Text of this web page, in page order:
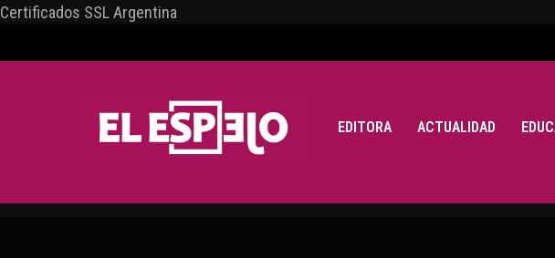
Certificados SSL Argentina
EDITORA ACTUALIDAD